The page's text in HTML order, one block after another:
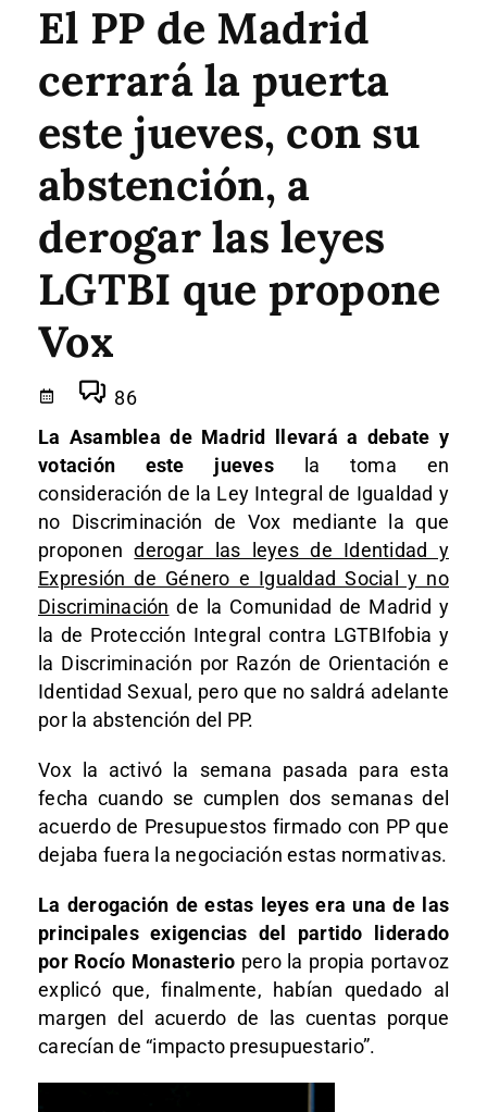
El PP de Madrid
cerrará la puerta
este jueves, con su
abstención, a
derogar las leyes
LGTBI que propone
Vox
86
La Asamblea de Madrid llevará a debate y
votación este juevesla toma en
consideración de la Ley Integral de Igualdad y
no Discriminación de Vox mediante la que
proponenderogar las leyes de Identidad y
Expresión de Género e Igualdad Social y no
Discriminación de la Comunidad de Madrid y
la de Protección Integral contra LGTBIfobia y
la Discriminación por Razón de Orientación e
Identidad Sexual, pero que no saldrá adelante
por la abstención del PP.
Vox la activó la semana pasada para esta
fecha cuando se cumplen dos semanas del
acuerdo de Presupuestos firmado con PP que
dejaba fuera la negociación estas normativas.
La derogación de estas leyes era una de las
principales exigencias del partido liderado
por Rocío Monasterio pero la propia portavoz
explicó que, finalmente, habían quedado al
margen del acuerdo de las cuentas porque
carecían de “impacto presupuestario”.